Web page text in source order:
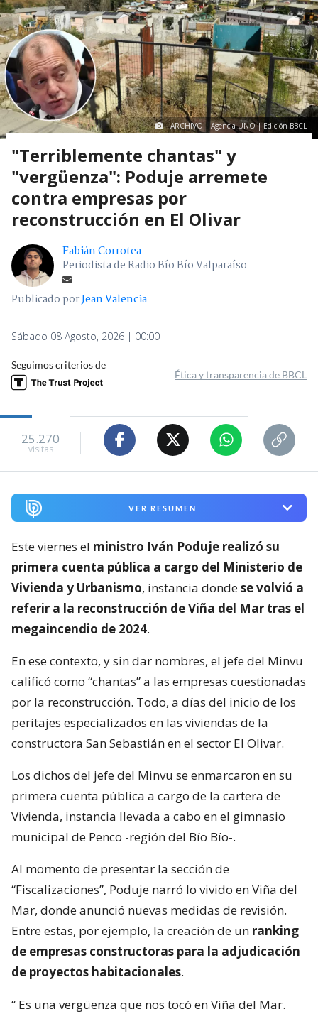
ARCHIVO | Agencia UNO | Edición BBCL
"Terriblemente chantas" y
"vergüenza": Poduje arremete
contra empresas por
reconstrucción en El Olivar
Fabián Corrotea
Periodista de Radio Bío Bío Valparaíso
Publicado porJean Valencia
Sábado 08 Agosto, 2026 | 00:00
Seguimos criterios de
Ética y transparencia de BBCL
25.270
visitas
VER RESUMEN
Este viernes el ministro Iván Poduje realizó su
primera cuenta pública a cargo del Ministerio de
Vivienda y Urbanismo, instancia dondese volvió a
referir a la reconstrucción de Viña del Mar tras el
megaincendio de 2024.
En ese contexto, y sin dar nombres, el jefe del Minvu
calificó como “chantas” a las empresas cuestionadas
por la reconstrucción. Todo, a días del inicio de los
peritajes especializados en las viviendas de la
constructora San Sebastián en el sector El Olivar.
Los dichos del jefe del Minvu se enmarcaron en su
primera cuenta pública a cargo de la cartera de
Vivienda, instancia llevada a cabo en el gimnasio
municipal de Penco -región del Bío Bío-.
Al momento de presentar la sección de
“Fiscalizaciones”, Poduje narró lo vivido en Viña del
Mar, donde anunció nuevas medidas de revisión.
Entre estas, por ejemplo, la creación de un ranking
de empresas constructoras para la adjudicación
de proyectos habitacionales.
“ Es una vergüenza que nos tocó en Viña del Mar.